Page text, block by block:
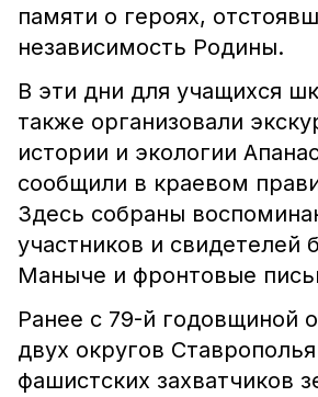
памяти о героях,
независимость Родины.
В эти дни для учащихся
также организовали
истории и экологии
сообщили в краевом
Здесь собраны
участников и свидетелей
Маныче и фронтовые
Ранее с 79-й годовщиной
двух округов
фашистских захватчиков